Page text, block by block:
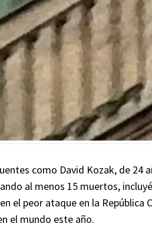
como David Kozak, de 24
al menos 15 muertos,
el peor ataque en la República
el mundo este año.